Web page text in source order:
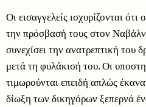
Οι εισαγγελείς ισχυρίζονται
την πρόσβασή τους στον
συνεχίσει την ανατρεπτική του
μετά τη φυλάκισή του. Οι
τιμωρούνται επειδή απλώς
δίωξη των δικηγόρων ξεπερνά